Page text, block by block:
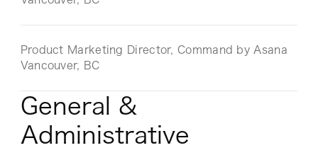
Product Marketing Director, Command by Asana
Vancouver, BC
General &
Administrative